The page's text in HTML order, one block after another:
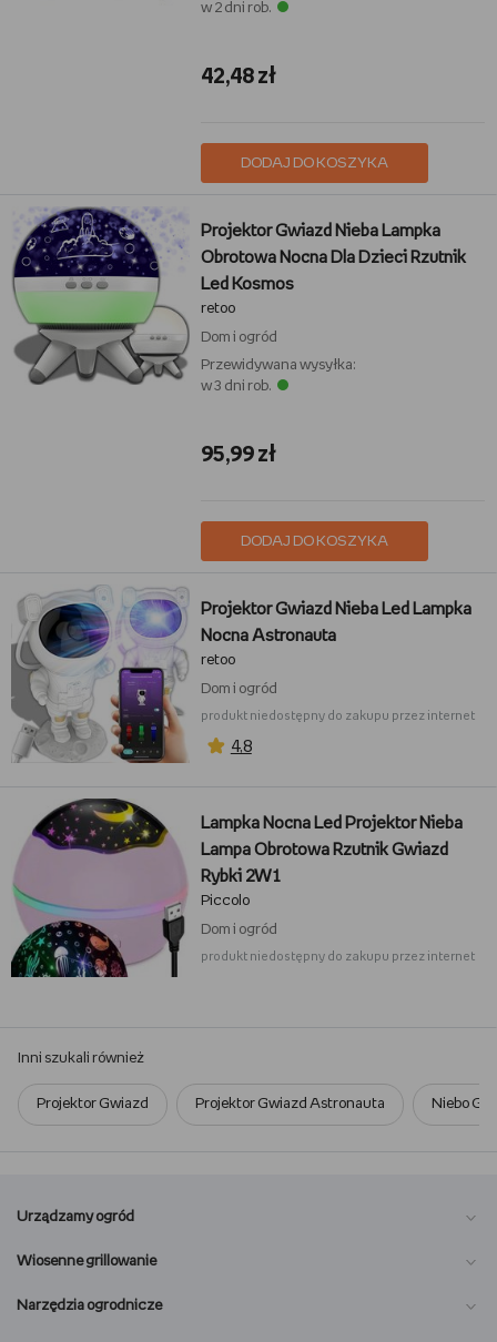
w 2 dni rob.
42,48 zł
DODAJ DO KOSZYKA
Projektor Gwiazd Nieba Lampka
Obrotowa Nocna Dla Dzieci Rzutnik
Led Kosmos
retoo
Dom i ogród
Przewidywana wysyłka:
w 3 dni rob.
95,99 zł
DODAJ DO KOSZYKA
Projektor Gwiazd Nieba Led Lampka
Nocna Astronauta
retoo
Dom i ogród
produkt niedostępny do zakupu przez internet
4,8
Lampka Nocna Led Projektor Nieba
Lampa Obrotowa Rzutnik Gwiazd
Rybki 2W1
Piccolo
Dom i ogród
produkt niedostępny do zakupu przez internet
Inni szukali również
Projektor Gwiazd Projektor Gwiazd Astronauta Niebo
Urządzamy ogród
Wiosenne grillowanie
Narzędzia ogrodnicze